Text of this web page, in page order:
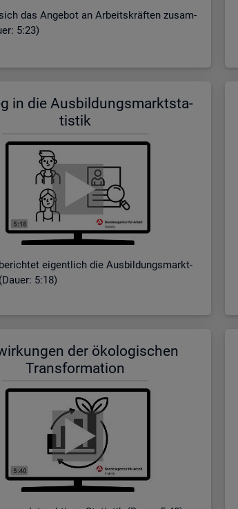
das An­ge­bot an Ar­beits­kräf­ten zu­sam­
5:23)
in die Aus­bil­dungs­markt­sta­
tis­tik
ei­gent­lich die Aus­bil­dungs­markt­
5:18)
der öko­lo­gi­schen
Trans­for­ma­ti­on